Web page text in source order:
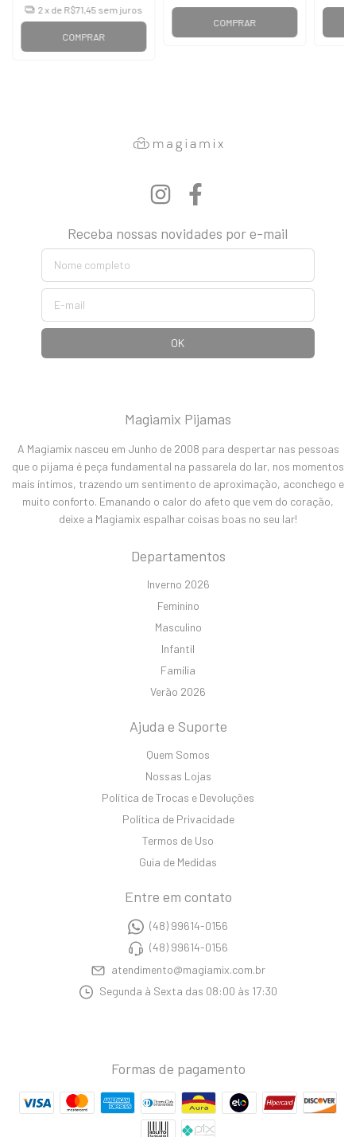
2x de R$71,45 sem juros
COMPRAR
COMPRAR
Receba nossas novidades por e-mail
Magiamix Pijamas
A Magiamix nasceu em Junho de 2008 para despertar nas pessoas
que o pijama é peça fundamental na passarela do lar, nos momentos
mais íntimos, trazendo um sentimento de aproximação, aconchego e
muito conforto. Emanando o calor do afeto que vem do coração,
deixe a Magiamix espalhar coisas boas no seu lar!
Departamentos
Inverno 2026
Feminino
Masculino
Infantil
Família
Verão 2026
Ajuda e Suporte
Quem Somos
Nossas Lojas
Política de Trocas e Devoluções
Política de Privacidade
Termos de Uso
Guia de Medidas
Entre em contato
(48) 99614-0156
(48) 99614-0156
atendimento@magiamix.com.br
Segunda à Sexta das 08:00 às 17:30
Formas de pagamento